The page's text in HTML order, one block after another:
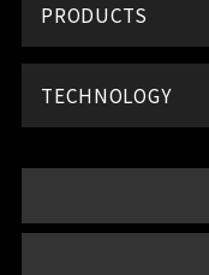
PRODUCTS
TECHNOLOGY